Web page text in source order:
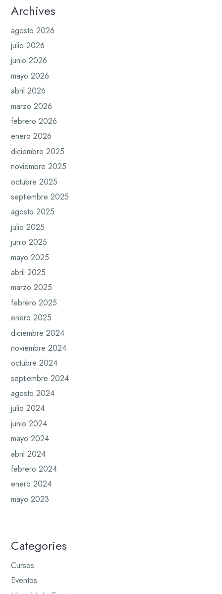
Archives
agosto 2026
julio 2026
junio 2026
mayo 2026
abril 2026
marzo 2026
febrero 2026
enero 2026
diciembre 2025
noviembre 2025
octubre 2025
septiembre 2025
agosto 2025
julio 2025
junio 2025
mayo 2025
abril 2025
marzo 2025
febrero 2025
enero 2025
diciembre 2024
noviembre 2024
octubre 2024
septiembre 2024
agosto 2024
julio 2024
junio 2024
mayo 2024
abril 2024
febrero 2024
enero 2024
mayo 2023
Categories
Cursos
Eventos